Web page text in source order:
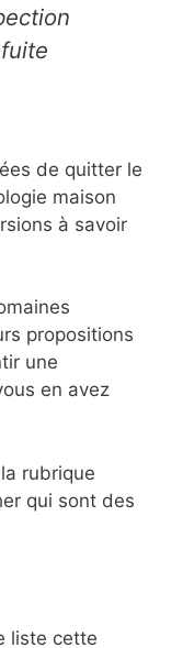
de quitter le
maison
à savoir
propositions
une
en avez
rubrique
qui sont des
liste cette